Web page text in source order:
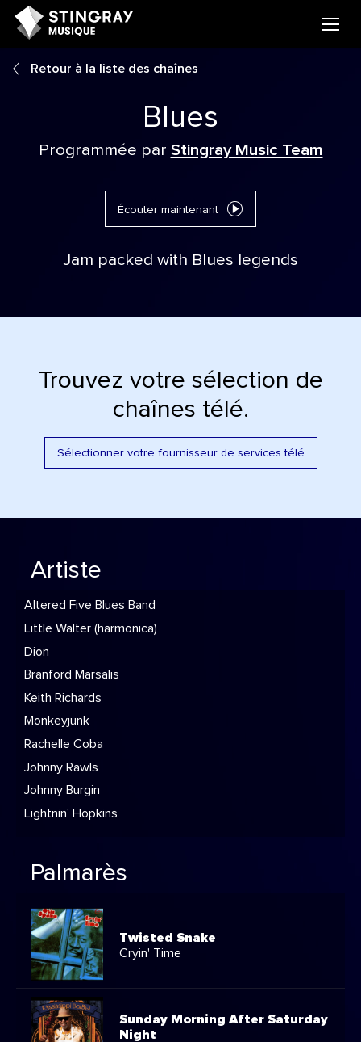
Retour à la liste des chaînes
Blues
Programmée par Stingray Music Team
Écouter maintenant
Jam packed with Blues legends
Trouvez votre sélection de
chaînes télé.
Sélectionner votre fournisseur de services télé
Artiste
Altered Five Blues Band
Little Walter (harmonica)
Dion
Branford Marsalis
Keith Richards
Monkeyjunk
Rachelle Coba
Johnny Rawls
Johnny Burgin
Lightnin' Hopkins
Palmarès
Twisted Snake
Cryin' Time
Sunday Morning After Saturday
Night